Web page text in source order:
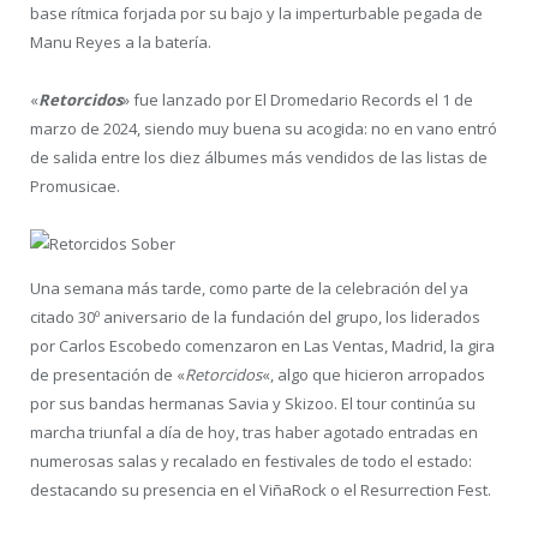
base rítmica forjada por su bajo y la imperturbable pegada de
Manu Reyes a la batería.
«Retorcidos» fue lanzado por El Dromedario Records el 1 de
marzo de 2024, siendo muy buena su acogida: no en vano entró
de salida entre los diez álbumes más vendidos de las listas de
Promusicae.
Una semana más tarde, como parte de la celebración del ya
citado 30º aniversario de la fundación del grupo, los liderados
por Carlos Escobedo comenzaron en Las Ventas, Madrid, la gira
de presentación de «Retorcidos«, algo que hicieron arropados
por sus bandas hermanas Savia y Skizoo. El tour continúa su
marcha triunfal a día de hoy, tras haber agotado entradas en
numerosas salas y recalado en festivales de todo el estado:
destacando su presencia en el ViñaRock o el Resurrection Fest.